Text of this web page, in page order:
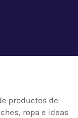
productos de
ropa e ideas